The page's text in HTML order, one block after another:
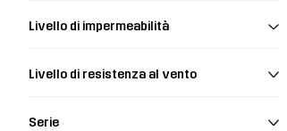
Livello di impermeabilità
Livello di resistenza al vento
Serie